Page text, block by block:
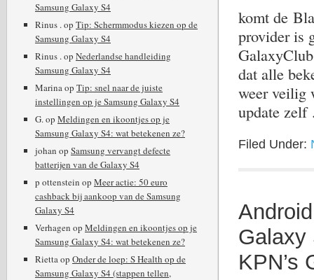
komt de
provider is
dat alle
weer veilig
update
Filed Under:
Galaxy
KPN’s
Samsung Galaxy S4
Rinus .op Tip: Schermmodus kiezen op de
Samsung Galaxy S4
Rinus .op Nederlandse handleiding
Samsung Galaxy S4
Marinaop Tip: snel naar de juiste
instellingen op je Samsung Galaxy S4
G.op Meldingen en ikoontjes op je
Samsung Galaxy S4: wat betekenen ze?
johan op Samsung vervangt defecte
batterijen van de Galaxy S4
p ottenstein op Meer actie: 50 euro
cashback bij aankoop van de Samsung
Galaxy S4
Verhagen op Meldingen en ikoontjes op je
Samsung Galaxy S4: wat betekenen ze?
Riettaop Onder de loep: S Health op de
Samsung Galaxy S4 (stappen tellen,